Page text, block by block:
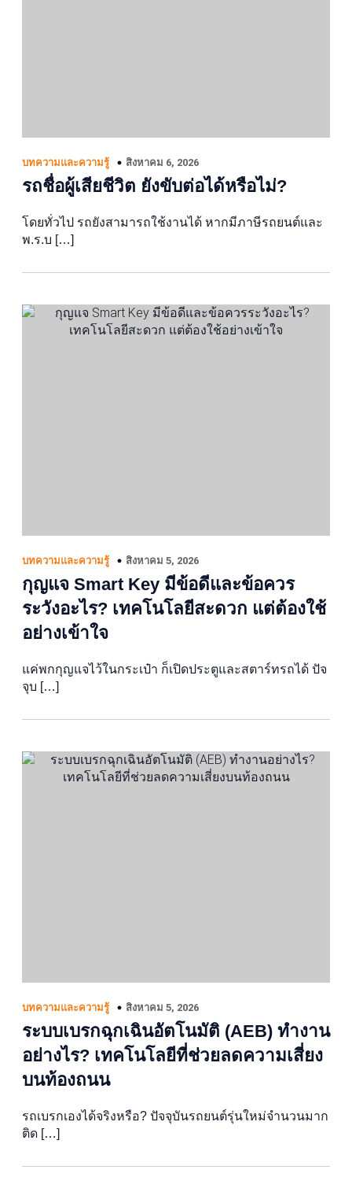
บทความและความรู้ สิงหาคม 6, 2026
รถชื่อผู้เสียชีวิต ยังขับต่อได้หรือไม่?
โดยทั่วไป รถยังสามารถใช้งานได้ หากมีภาษีรถยนต์และ
พ.ร.บ […]
บทความและความรู้ สิงหาคม 5, 2026
กุญแจ Smart Key มีข้อดีและข้อควร
ระวังอะไร? เทคโนโลยีสะดวก แต่ต้องใช้
อย่างเข้าใจ
แค่พกกุญแจไว้ในกระเป๋า ก็เปิดประตูและสตาร์ทรถได้ ปัจ
จุบ […]
บทความและความรู้ สิงหาคม 5, 2026
ระบบเบรกฉุกเฉินอัตโนมัติ (AEB) ทำงาน
อย่างไร? เทคโนโลยีที่ช่วยลดความเสี่ยง
บนท้องถนน
รถเบรกเองได้จริงหรือ? ปัจจุบันรถยนต์รุ่นใหม่จำนวนมาก
ติด […]